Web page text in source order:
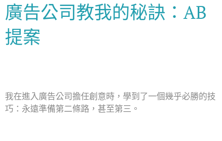
廣告公司教我的秘訣：AB
提案
我在進入廣告公司擔任創意時，學到了一個幾乎必勝的技
巧：永遠準備第二條路，甚至第三。